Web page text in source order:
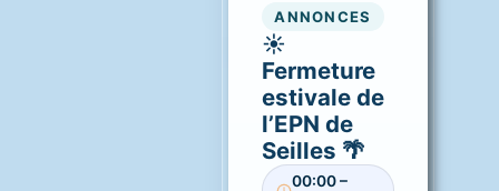
ANNONCES
☀️
Fermeture
estivale de
l’EPN de
Seilles 🌴
00:00 –